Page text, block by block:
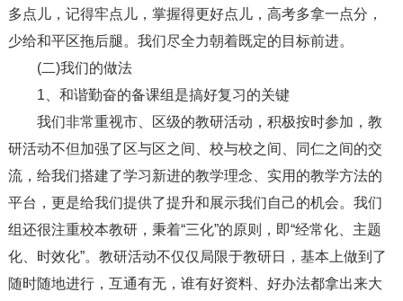
多点儿，记得牢点儿，掌握得更好点儿，高考多拿一点分，
少给和平区拖后腿。我们尽全力朝着既定的目标前进。
(二)我们的做法
1、和谐勤奋的备课组是搞好复习的关键
我们非常重视市、区级的教研活动，积极按时参加，教
研活动不但加强了区与区之间、校与校之间、同仁之间的交
流，给我们搭建了学习新进的教学理念、实用的教学方法的
平台，更是给我们提供了提升和展示我们自己的机会。我们
组还很注重校本教研，秉着“三化”的原则，即“经常化、主题
化、时效化”。教研活动不仅仅局限于教研日，基本上做到了
随时随地进行，互通有无，谁有好资料、好办法都拿出来大